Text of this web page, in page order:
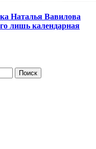
Наталья Вавилова
лишь календарная